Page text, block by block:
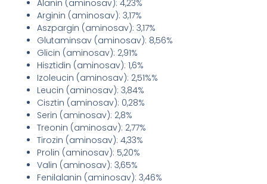
Alanin (aminosav): 4,23%
Arginin (aminosav): 3,17%
Aszpargin (aminosav): 3,17%
Glutaminsav (aminosav): 8,56%
Glicin (aminosav): 2,91%
Hisztidin (aminosav): 1,6%
Izoleucin (aminosav): 2,51%%
Leucin (aminosav): 3,84%
Cisztin (aminosav): 0,28%
Serin (aminosav): 2,8%
Treonin (aminosav): 2,77%
Tirozin (aminosav): 4,33%
Prolin (aminosav): 5,20%
Valin (aminosav): 3,65%
Fenilalanin (aminosav): 3,46%